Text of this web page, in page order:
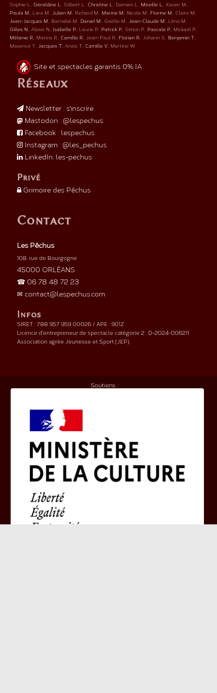
Sophie L. Géraldine L. Gilbert L. Christine L. Damien L. Mireille L. Xavier M.
Paula M. Lara M. Julien M. Richard M. Marine M. Nicole M. Florine M. Claire M.
Jean-Jacques M. Barnabé M. Daniel M. Gaëlle M. Jean-Claude M. Léno M.
Gilles N. Alexis N. Isabelle P. Laurie P. Patrick P. Simon P. Pascale P. Mickaël P.
Mélanie R. Marina R. Camille R. Jean-Paul R. Florian R. Johann S. Benjamin T.
Maxence T. Jacques T. Anaïs T. Camille V. Martine W.
Site et spectacles garantis 0% IA
Réseaux
Newsletter : s'inscrire
Mastodon : @lespechus
Facebook : lespechus
Instagram : @les_pechus
LinkedIn: les-pechus
Privé
Grimoire des Pêchus
Contact
Les Pêchus
108, rue de Bourgogne
45000 ORLÉANS
☎ 06 78 48 72 23
✉ contact@lespechus.com
Infos
SIRET : 788 957 959 00026 / APE : 901Z
Licence d'entrepreneur de spectacle catégorie 2 : D-2024-006211
Association agrée Jeunesse et Sport (JEP).
Soutiens :